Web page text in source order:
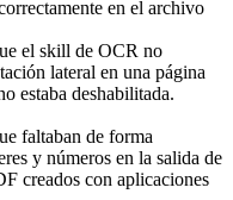
en el archivo
el skill de OCR no
lateral en una página
estaba deshabilitada.
faltaban de forma
y números en la salida de
creados con aplicaciones